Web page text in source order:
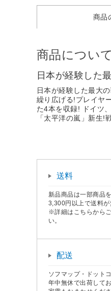
商品
商品について
日本が経験した
日本が経験した最大
繰り広げる!プレイヤ
た4本を収録! ドイツ
「太平洋の嵐」新生!
送料
新品商品は一部商品
3,300円以上で送料が
※詳細はこちらから
い。
配送
ソフマップ・ドット
年中無休で出荷して